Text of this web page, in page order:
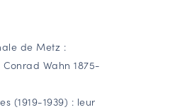
de Metz :
Wahn 1875-
(1919-1939) : leur